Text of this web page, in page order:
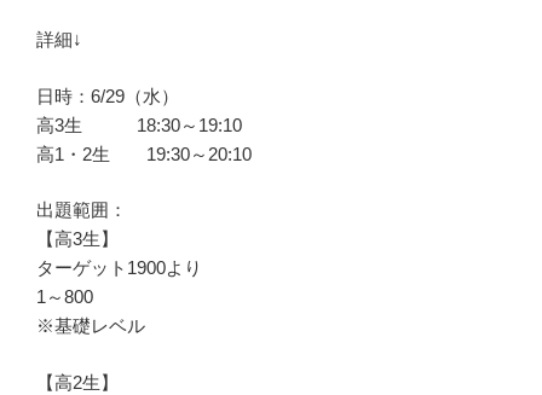
詳細↓
日時：6/29（水）
高3生 18:30～19:10
高1・2生 19:30～20:10
出題範囲：
【高3生】
ターゲット1900より
1～800
※基礎レベル
【高2生】